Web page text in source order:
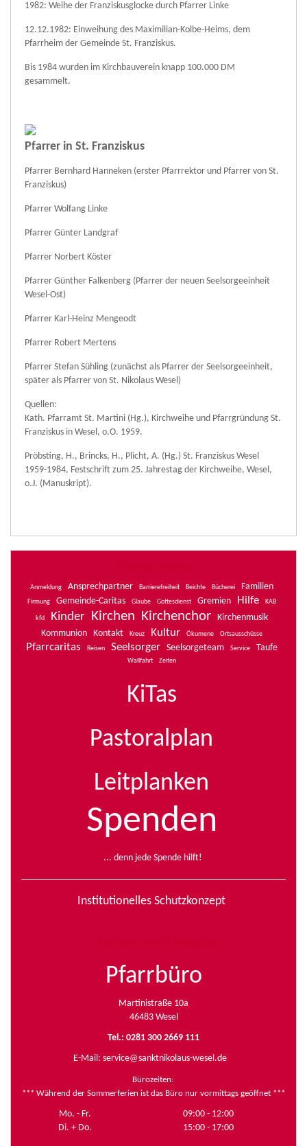
1982: Weihe der Franziskusglocke durch Pfarrer Linke
12.12.1982: Einweihung des Maximilian-Kolbe-Heims, dem
Pfarrheim der Gemeinde St. Franziskus.
Bis 1984 wurden im Kirchbauverein knapp 100.000 DM
gesammelt.
Pfarrer in St. Franziskus
Pfarrer Bernhard Hanneken (erster Pfarrrektor und Pfarrer von St.
Franziskus)
Pfarrer Wolfang Linke
Pfarrer Günter Landgraf
Pfarrer Norbert Köster
Pfarrer Günther Falkenberg (Pfarrer der neuen Seelsorgeeinheit
Wesel-Ost)
Pfarrer Karl-Heinz Mengeodt
Pfarrer Robert Mertens
Pfarrer Stefan Sühling (zunächst als Pfarrer der Seelsorgeeinheit,
später als Pfarrer von St. Nikolaus Wesel)
Quellen:
Kath. Pfarramt St. Martini (Hg.), Kirchweihe und Pfarrgründung St.
Franziskus in Wesel, o.O. 1959.
Pröbsting, H., Brincks, H., Plicht, A. (Hg.) St. Franziskus Wesel
1959-1984, Festschrift zum 25. Jahrestag der Kirchweihe, Wesel,
o.J. (Manuskript).
Anmeldung Ansprechpartner Barrierefreiheit Beichte Bücherei Familien
Firmung Gemeinde-Caritas Glaube Gottesdienst Gremien Hilfe KAB
kfd Kinder Kirchen Kirchenchor
Kirchenmusik
Kommunion
Kontakt Kreuz Kultur Ökumene Ortsausschüsse
Pfarrcaritas Reisen Seelsorger Seelsorgeteam Service Taufe
Wallfahrt Zeiten
KiTas
Pastoralplan
Leitplanken
Spenden
... denn jede Spende hilft!
Institutionelles Schutzkonzept
Pfarrbüro
Martinistraße 10a
46483 Wesel
Tel.: 0281 300 2669 111
E-Mail: service@sanktnikolaus-wesel.de
Bürozeiten:
*** Während der Sommerferien ist das Büro nur vormittags geöffnet ***
Mo. - Fr.
09:00 - 12:00
Di. + Do.
15:00 - 17:00